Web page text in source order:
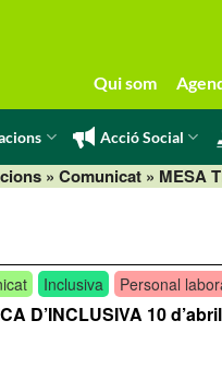
Qui som
Acció Social
» Comunicat » MESA
Inclusiva Personal
D’INCLUSIVA 10